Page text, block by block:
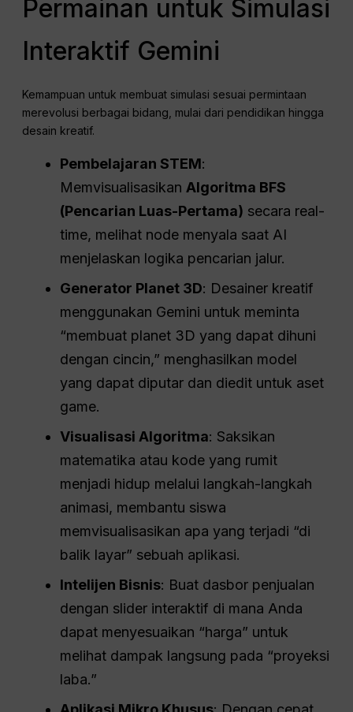
Permainan untuk Simulasi
Interaktif Gemini
Kemampuan untuk membuat simulasi sesuai permintaan
merevolusi berbagai bidang, mulai dari pendidikan hingga
desain kreatif.
Pembelajaran STEM:
Memvisualisasikan Algoritma BFS
(Pencarian Luas-Pertama) secara real-
time, melihat node menyala saat AI
menjelaskan logika pencarian jalur.
Generator Planet 3D: Desainer kreatif
menggunakan Gemini untuk meminta
“membuat planet 3D yang dapat dihuni
dengan cincin,” menghasilkan model
yang dapat diputar dan diedit untuk aset
game.
Visualisasi Algoritma: Saksikan
matematika atau kode yang rumit
menjadi hidup melalui langkah-langkah
animasi, membantu siswa
memvisualisasikan apa yang terjadi “di
balik layar” sebuah aplikasi.
Intelijen Bisnis: Buat dasbor penjualan
dengan slider interaktif di mana Anda
dapat menyesuaikan “harga” untuk
melihat dampak langsung pada “proyeksi
laba.”